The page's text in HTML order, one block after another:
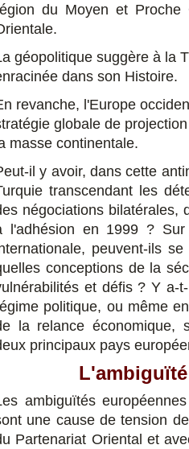
du Moyen et
géopolitique suggère à la
dans son Histoire.
revanche, l'Europe
globale de
masse continentale.
il y avoir, dans cette
transcendant les
négociations bilatérales,
l'adhésion en 1999 ?
peuvent-ils
conceptions de la
et défis ? Y a-
politique, ou même
la relance économique,
principaux pays
ambiguïtés
une cause de tension
Partenariat Oriental et